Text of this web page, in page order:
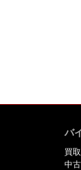
バ
買
中